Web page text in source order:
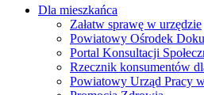
Dla mieszkańca
Załatw sprawę w urzędzie
Powiatowy Ośrodek
Portal Konsultacji
Rzecznik konsumentów
Powiatowy Urząd Pracy